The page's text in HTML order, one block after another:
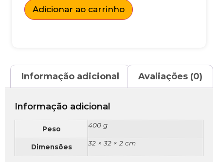
Adicionar ao carrinho
Informação adicional Avaliações (0)
Informação adicional
Peso 400 g
Dimensões 32 × 32 × 2 cm